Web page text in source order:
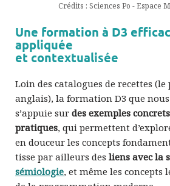
Crédits : Sciences Po - Espace
Une formation à D3
appliquée
et contextualisée
Loin des catalogues de recettes
anglais), la formation D3 que
s’appuie sur des exemples concrets
pratiques, qui permettent
en douceur les concepts
tisse par ailleurs des liens avec la
sémiologie, et même les concepts